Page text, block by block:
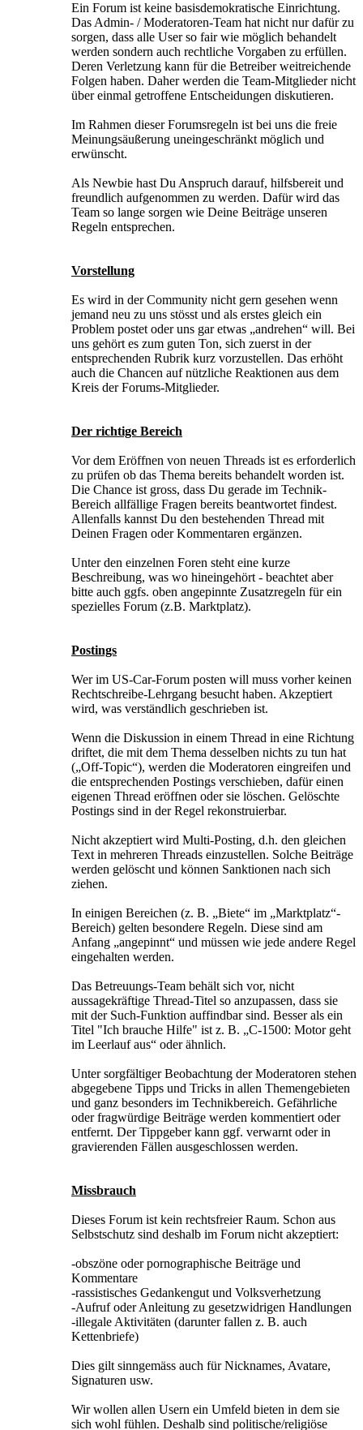
Ein Forum ist keine basisdemokratische Einrichtung.
Das Admin- / Moderatoren-Team hat nicht nur dafür zu
sorgen, dass alle User so fair wie möglich behandelt
werden sondern auch rechtliche Vorgaben zu erfüllen.
Deren Verletzung kann für die Betreiber weitreichende
Folgen haben. Daher werden die Team-Mitglieder nicht
über einmal getroffene Entscheidungen diskutieren.
Im Rahmen dieser Forumsregeln ist bei uns die freie
Meinungsäußerung uneingeschränkt möglich und
erwünscht.
Als Newbie hast Du Anspruch darauf, hilfsbereit und
freundlich aufgenommen zu werden. Dafür wird das
Team so lange sorgen wie Deine Beiträge unseren
Regeln entsprechen.
Vorstellung
Es wird in der Community nicht gern gesehen wenn
jemand neu zu uns stösst und als erstes gleich ein
Problem postet oder uns gar etwas „andrehen“ will. Bei
uns gehört es zum guten Ton, sich zuerst in der
entsprechenden Rubrik kurz vorzustellen. Das erhöht
auch die Chancen auf nützliche Reaktionen aus dem
Kreis der Forums-Mitglieder.
Der richtige Bereich
Vor dem Eröffnen von neuen Threads ist es erforderlich
zu prüfen ob das Thema bereits behandelt worden ist.
Die Chance ist gross, dass Du gerade im Technik-
Bereich allfällige Fragen bereits beantwortet findest.
Allenfalls kannst Du den bestehenden Thread mit
Deinen Fragen oder Kommentaren ergänzen.
Unter den einzelnen Foren steht eine kurze
Beschreibung, was wo hineingehört - beachtet aber
bitte auch ggfs. oben angepinnte Zusatzregeln für ein
spezielles Forum (z.B. Marktplatz).
Postings
Wer im US-Car-Forum posten will muss vorher keinen
Rechtschreibe-Lehrgang besucht haben. Akzeptiert
wird, was verständlich geschrieben ist.
Wenn die Diskussion in einem Thread in eine Richtung
driftet, die mit dem Thema desselben nichts zu tun hat
(„Off-Topic“), werden die Moderatoren eingreifen und
die entsprechenden Postings verschieben, dafür einen
eigenen Thread eröffnen oder sie löschen. Gelöschte
Postings sind in der Regel rekonstruierbar.
Nicht akzeptiert wird Multi-Posting, d.h. den gleichen
Text in mehreren Threads einzustellen. Solche Beiträge
werden gelöscht und können Sanktionen nach sich
ziehen.
In einigen Bereichen (z. B. „Biete“ im „Marktplatz“-
Bereich) gelten besondere Regeln. Diese sind am
Anfang „angepinnt“ und müssen wie jede andere Regel
eingehalten werden.
Das Betreuungs-Team behält sich vor, nicht
aussagekräftige Thread-Titel so anzupassen, dass sie
mit der Such-Funktion auffindbar sind. Besser als ein
Titel "Ich brauche Hilfe" ist z. B. „C-1500: Motor geht
im Leerlauf aus“ oder ähnlich.
Unter sorgfältiger Beobachtung der Moderatoren stehen
abgegebene Tipps und Tricks in allen Themengebieten
und ganz besonders im Technikbereich. Gefährliche
oder fragwürdige Beiträge werden kommentiert oder
entfernt. Der Tippgeber kann ggf. verwarnt oder in
gravierenden Fällen ausgeschlossen werden.
Missbrauch
Dieses Forum ist kein rechtsfreier Raum. Schon aus
Selbstschutz sind deshalb im Forum nicht akzeptiert:
-obszöne oder pornographische Beiträge und
Kommentare
-rassistisches Gedankengut und Volksverhetzung
-Aufruf oder Anleitung zu gesetzwidrigen Handlungen
-illegale Aktivitäten (darunter fallen z. B. auch
Kettenbriefe)
Dies gilt sinngemäss auch für Nicknames, Avatare,
Signaturen usw.
Wir wollen allen Usern ein Umfeld bieten in dem sie
sich wohl fühlen. Deshalb sind politische/religiöse